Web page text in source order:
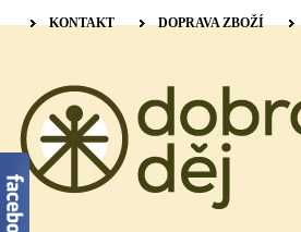
KONTAKT DOPRAVA ZBOŽÍ